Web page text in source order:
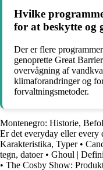
Hvilke
for at beskytte og
Der er flere
genoprette Great
overvågning af
klimaforandringer og
forvaltningsmetoder.
Montenegro: Historie,
Er det everyday eller every
Karakteristika, Typer•
tegn, datoer• Ghoul |
• The Cosby Show: